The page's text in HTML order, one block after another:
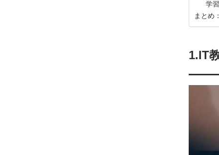
学
まとめ
1.IT